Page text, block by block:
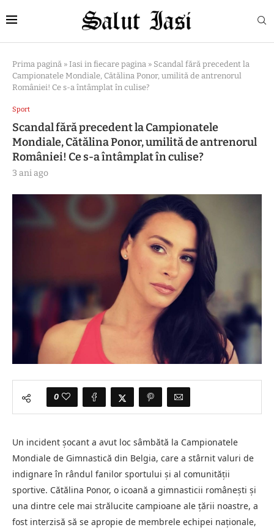
Prima pagină » Iasi in fiecare pagina » Scandal fără precedent la
Campionatele Mondiale, Cătălina Ponor, umilită de antrenorul
României! Ce s-a întâmplat în culise?
Sport
Scandal fără precedent la Campionatele
Mondiale, Cătălina Ponor, umilită de antrenorul
României! Ce s-a întâmplat în culise?
3 ani ago
0
Un incident șocant a avut loc sâmbătă la Campionatele
Mondiale de Gimnastică din Belgia, care a stârnit valuri de
indignare în rândul fanilor sportului și al comunității
sportive. Cătălina Ponor, o icoană a gimnasticii românești și
una dintre cele mai strălucite campioane ale țării noastre, a
fost interzisă să se apropie de membrele echipei naționale,